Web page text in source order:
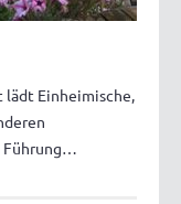
Einheimische,
Führung…